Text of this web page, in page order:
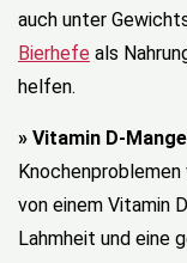
auch unter
Bierhefe als
helfen.
» Vitamin D-
von einem Vitamin
Lahmheit und eine